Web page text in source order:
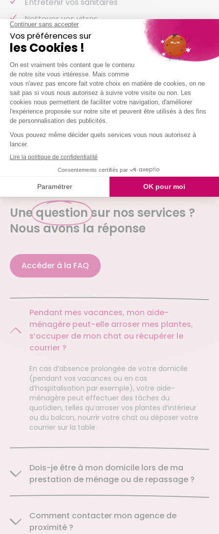
Entretenir vos sanitaires
Nettoyer vos vitres
Laver votre vaisselle
Et même arroser vos plantes !
Nous intervenons chez vous à partir de 2h
simultanées
Je demande mon devis
QUESTIONS FRÉQUENTES
Une question sur nos services ?
Nous avons la réponse
Accéder à la FAQ
Pendant mes vacances, mon aide-
ménagère peut-elle arroser mes plantes,
s’occuper de mon chat ou récupérer le
courrier ?
En cas d’absence prolongée de votre domicile
(pendant vos vacances ou en cas
d’hospitalisation par exemple), votre aide-
ménagère peut effectuer des tâches du
quotidien, telles qu’arroser vos plantes d’intérieur
ou du balcon, nourrir votre chat ou déposer votre
courrier sur la table.
Dois-je être à mon domicile lors de ma
prestation de ménage ou de repassage ?
Comment contacter mon agence de
proximité ?